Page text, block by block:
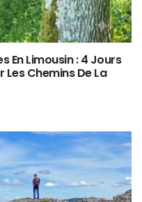
En Limousin : 4 Jours
Les Chemins De La